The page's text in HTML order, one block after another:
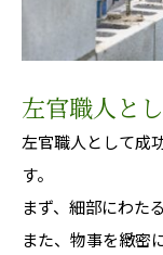
左官職人と
左官職人として成
す。
まず、細部にわた
また、物事を緻密